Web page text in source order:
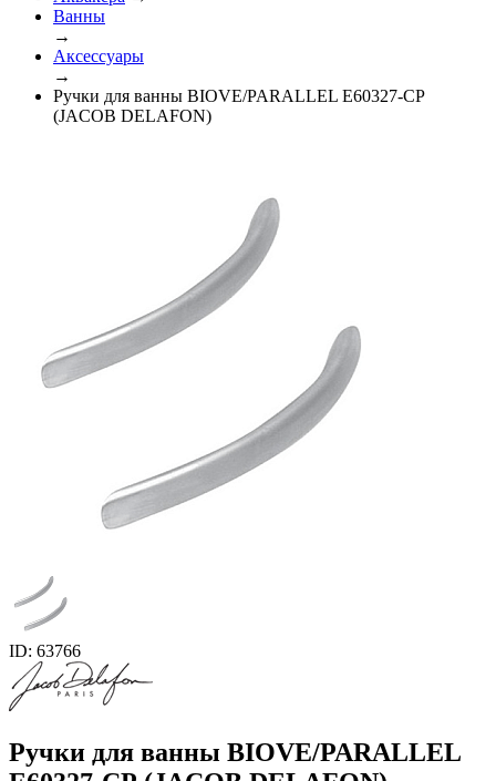
Ванны
→
Аксессуары
→
Ручки для ванны BIOVE/PARALLEL E60327-СР
(JACOB DELAFON)
ID: 63766
Ручки для ванны BIOVE/PARALLEL